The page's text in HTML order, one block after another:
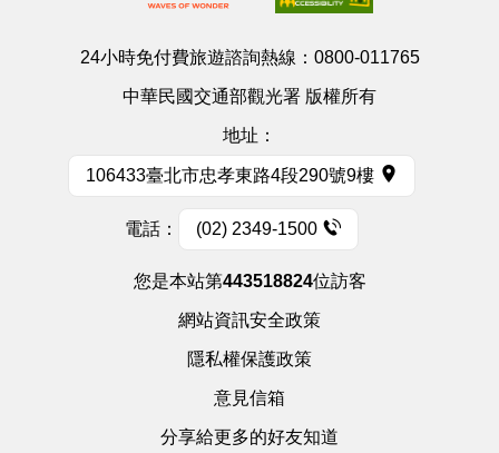
24小時免付費旅遊諮詢熱線： 0800-011765
中華民國交通部觀光署 版權所有
地址：
106433臺北市忠孝東路4段290號9樓
電話： (02) 2349-1500
您是本站第443518824位訪客
網站資訊安全政策
隱私權保護政策
意見信箱
分享給更多的好友知道